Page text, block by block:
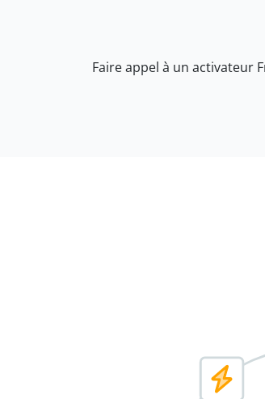
Faire appel à un activateur